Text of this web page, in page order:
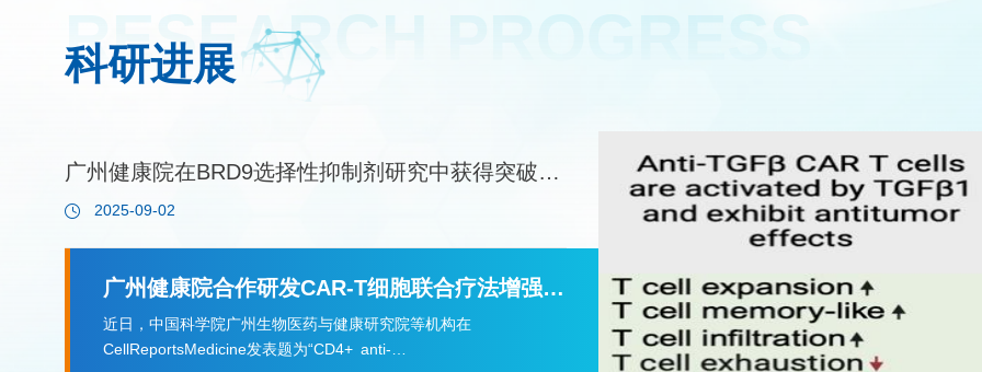
RESEARCH PROGRESS
科研进展
广州健康院在BRD9选择性抑制剂研究中获得突破性
进展2025-09-02
广州健康院合作研发CAR-T细胞联合疗法增强抗
实体肿瘤效应
近日，中国科学院广州生物医药与健康研究院等机构在
CellReportsMedicine发表题为“CD4+ anti-